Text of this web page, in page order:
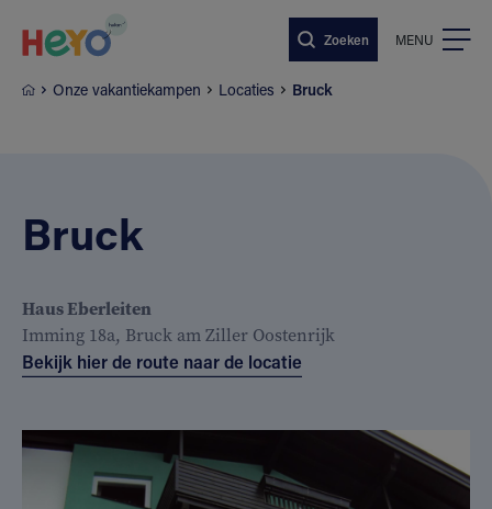
Zoeken MENU
Onze vakantiekampen Locaties Bruck
Bruck
Haus Eberleiten
Imming 18a, Bruck am Ziller Oostenrijk
Bekijk hier de route naar de locatie